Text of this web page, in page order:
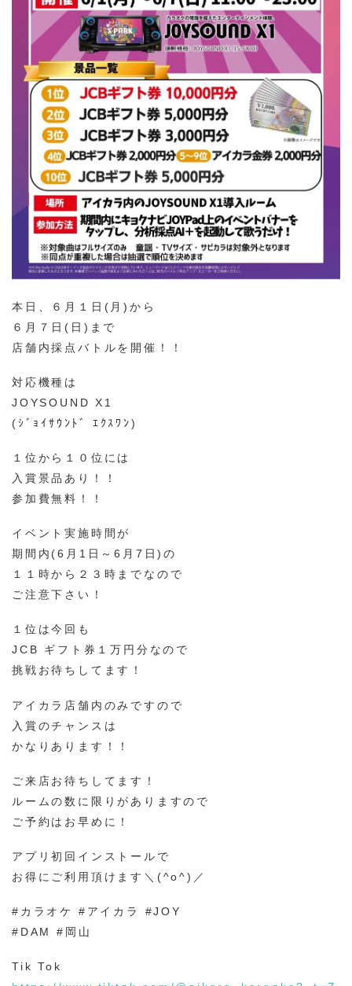
本日、６月１日(月)から
６月７日(日)まで
店舗内採点バトルを開催！！
対応機種は
JOYSOUND X1
(ｼﾞｮｲｻｳﾝﾄﾞ ｴｸｽﾜﾝ)
１位から１０位には
入賞景品あり！！
参加費無料！！
イベント実施時間が
期間内(6月1日～6月7日)の
１１時から２３時までなので
ご注意下さい！
１位は今回も
JCB ギフト券１万円分なので
挑戦お待ちしてます！
アイカラ店舗内のみですので
入賞のチャンスは
かなりあります！！
ご来店お待ちしてます！
ルームの数に限りがありますので
ご予約はお早めに！
アプリ初回インストールで
お得にご利用頂けます＼(^o^)／
#カラオケ #アイカラ #JOY
#DAM #岡山
Tik Tok